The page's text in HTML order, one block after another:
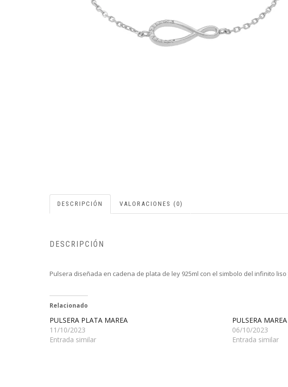
DESCRIPCIÓN VALORACIONES (0)
DESCRIPCIÓN
Pulsera diseñada en cadena de plata de ley 925ml con el simbolo del infinito
Relacionado
PULSERA PLATA MAREA
11/10/2023
Entrada similar
PULSERA
06/10/2023
Entrada similar